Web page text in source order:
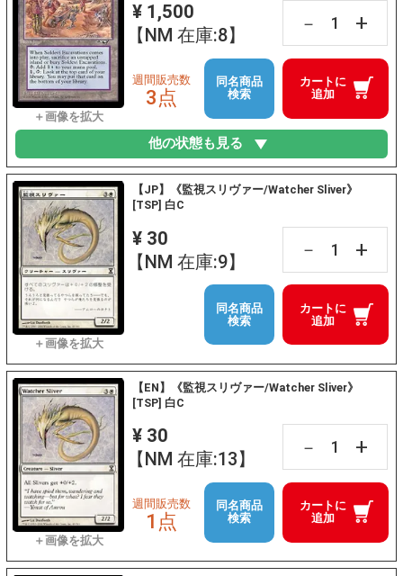
¥ 1,500
【NM 在庫:8】
－ +
カートに
追加
週間販売数
3点
同名商品
検索
他の状態も見る
【JP】《監視スリヴァー/Watcher Sliver》
[TSP] 白C
¥ 30
【NM 在庫:9】
－ +
カートに
追加
同名商品
検索
【EN】《監視スリヴァー/Watcher Sliver》
[TSP] 白C
¥ 30
【NM 在庫:13】
－ +
カートに
追加
週間販売数
1点
同名商品
検索